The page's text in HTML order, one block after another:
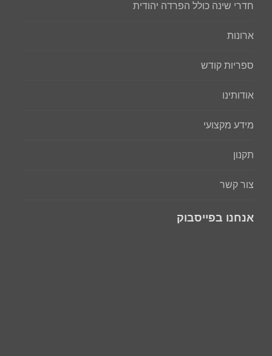
חדרי שינה כולל הפרדה יהודית
ארונות
ספריות קודש
אודותינו
מידע מקצועי
תקנון
צור קשר
אנחנו בפייסבוק